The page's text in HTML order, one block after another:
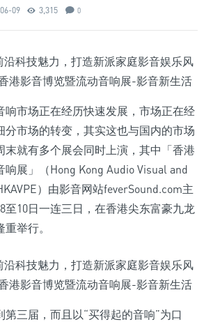
09 3,315 0
响市场正在经历快速发展，市场正在经
分市场的转变，其实这也与国内的市场
末就有多个展会同时上演，其中「香港
展」（Hong Kong Audio Visual and
）由影音网站feverSound.com主
至10日一连三日，在香港尖东富豪九龙
举行。
三届，而且以“买得起的音响”为口